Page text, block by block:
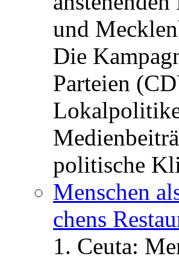
und
Die
Parteien
politische
Menschen
chens
1. Ceuta: